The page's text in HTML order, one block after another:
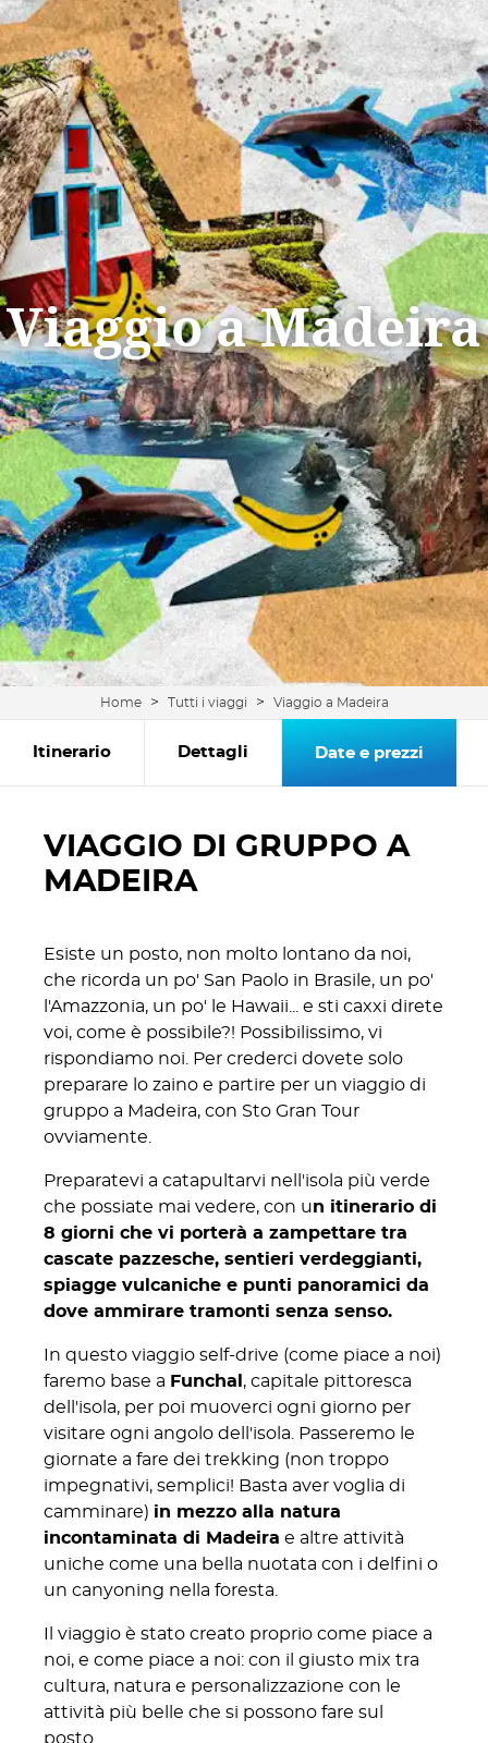
Tutti i viaggi Prossime partenze
Viaggio a Madeira
Home > Tutti i viaggi > Viaggio a Madeira
Itinerario Dettagli Date e prezzi
VIAGGIO DI GRUPPO A
MADEIRA
Esiste un posto, non molto lontano da noi,
che ricorda un po' San Paolo in Brasile, un po'
l'Amazzonia, un po' le Hawaii... e sti caxxi direte
voi, come è possibile?! Possibilissimo, vi
rispondiamo noi. Per crederci dovete solo
preparare lo zaino e partire per un viaggio di
gruppo a Madeira, con Sto Gran Tour
ovviamente.
Preparatevi a catapultarvi nell'isola più verde
che possiate mai vedere, con un itinerario di
8 giorni che vi porterà a zampettare tra
cascate pazzesche, sentieri verdeggianti,
spiagge vulcaniche e punti panoramici da
dove ammirare tramonti senza senso.
In questo viaggio self-drive (come piace a noi)
faremo base a Funchal , capitale pittoresca
dell'isola, per poi muoverci ogni giorno per
visitare ogni angolo dell'isola. Passeremo le
giornate a fare dei trekking (non troppo
impegnativi, semplici! Basta aver voglia di
camminare) in mezzo alla natura
incontaminata di Madeira e altre attività
uniche come una bella nuotata con i delfini o
un canyoning nella foresta.
Il viaggio è stato creato proprio come piace a
noi, e come piace a noi: con il giusto mix tra
cultura, natura e personalizzazione con le
attività più belle che si possono fare sul
posto.